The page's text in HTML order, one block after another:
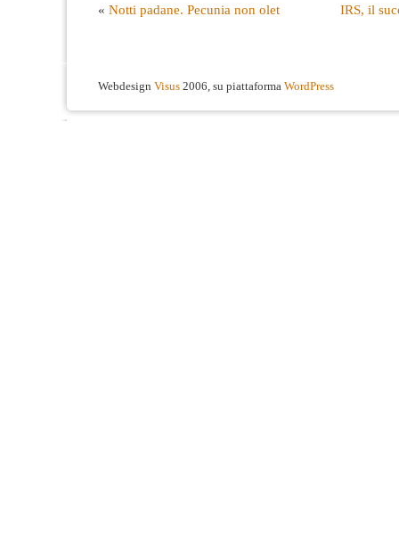
« Notti padane. Pecunia non olet IRS, il
Webdesign Visus 2006, su piattaforma WordPress